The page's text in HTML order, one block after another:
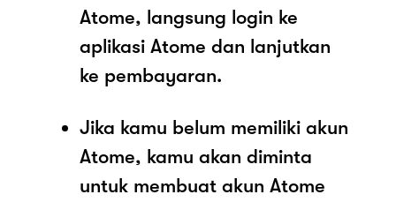
Atome, langsung login ke
aplikasi Atome dan lanjutkan
ke pembayaran.
Jika kamu belum memiliki akun
Atome, kamu akan diminta
untuk membuat akun Atome